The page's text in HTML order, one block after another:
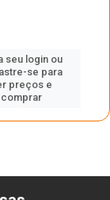
seu login ou
se para
preços e
comprar